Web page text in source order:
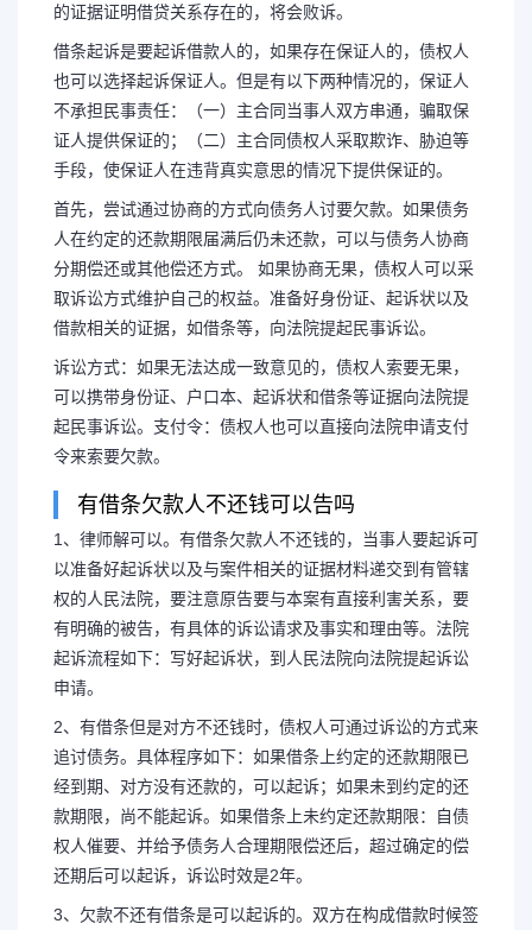
的证据证明借贷关系存在的，将会败诉。
借条起诉是要起诉借款人的，如果存在保证人的，债权人
也可以选择起诉保证人。但是有以下两种情况的，保证人
不承担民事责任：（一）主合同当事人双方串通，骗取保
证人提供保证的；（二）主合同债权人采取欺诈、胁迫等
手段，使保证人在违背真实意思的情况下提供保证的。
首先，尝试通过协商的方式向债务人讨要欠款。如果债务
人在约定的还款期限届满后仍未还款，可以与债务人协商
分期偿还或其他偿还方式。 如果协商无果，债权人可以采
取诉讼方式维护自己的权益。准备好身份证、起诉状以及
借款相关的证据，如借条等，向法院提起民事诉讼。
诉讼方式：如果无法达成一致意见的，债权人索要无果，
可以携带身份证、户口本、起诉状和借条等证据向法院提
起民事诉讼。支付令：债权人也可以直接向法院申请支付
令来索要欠款。
有借条欠款人不还钱可以告吗
1、律师解可以。有借条欠款人不还钱的，当事人要起诉可
以准备好起诉状以及与案件相关的证据材料递交到有管辖
权的人民法院，要注意原告要与本案有直接利害关系，要
有明确的被告，有具体的诉讼请求及事实和理由等。法院
起诉流程如下：写好起诉状，到人民法院向法院提起诉讼
申请。
2、有借条但是对方不还钱时，债权人可通过诉讼的方式来
追讨债务。具体程序如下：如果借条上约定的还款期限已
经到期、对方没有还款的，可以起诉；如果未到约定的还
款期限，尚不能起诉。如果借条上未约定还款期限：自债
权人催要、并给予债务人合理期限偿还后，超过确定的偿
还期后可以起诉，诉讼时效是2年。
3、欠款不还有借条是可以起诉的。双方在构成借款时候签